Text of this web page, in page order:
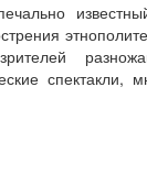
спектакли,